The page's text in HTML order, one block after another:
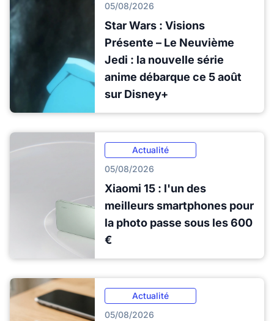
05/08/2026
Star Wars : Visions
Présente – Le Neuvième
Jedi : la nouvelle série
anime débarque ce 5 août
sur Disney+
Actualité
05/08/2026
Xiaomi 15 : l'un des
meilleurs smartphones pour
la photo passe sous les 600
€
Actualité
05/08/2026